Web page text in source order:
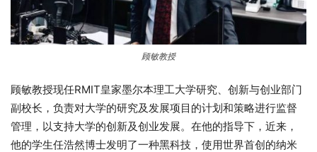
顾敏教授
顾敏教授现任RMIT皇家墨尔本理工大学研究、创新与创业部门
副校长，负责对大学的研究及发展项目的计划和策略进行监督
管理，以支持大学的创新及创业发展。在他的指导下，近来，
他的学生任浩然博士发明了一种黑科技，使用世界首创的纳米